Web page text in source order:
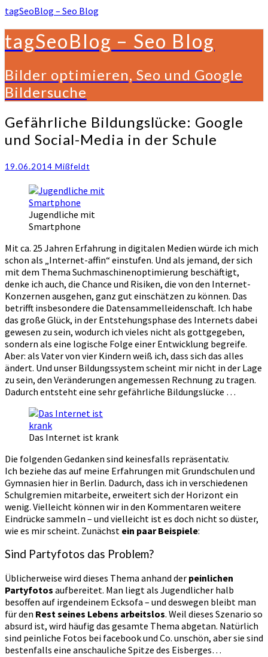
tagSeoBlog – Seo Blog
tagSeoBlog – Seo Blog
Bilder optimieren, Seo und Google
Bildersuche
Gefährliche
Bildungslücke:
Google
Social-
Schule
Gefährliche Bildungslücke: Google
und Social-Media in der Schule
19.06.2014 Mißfeldt
Jugendliche mit
Smartphone
Mit ca. 25 Jahren Erfahrung in digitalen Medien würde ich mich
schon als „Internet-affin“ einstufen. Und als jemand, der sich
mit dem Thema Suchmaschinenoptimierung beschäftigt,
denke ich auch, die Chance und Risiken, die von den Internet-
Konzernen ausgehen, ganz gut einschätzen zu können. Das
betrifft insbesondere die Datensammelleidenschaft. Ich habe
das große Glück, in der Entstehungsphase des Internets dabei
gewesen zu sein, wodurch ich vieles nicht als gottgegeben,
sondern als eine logische Folge einer Entwicklung begreife.
Aber: als Vater von vier Kindern weiß ich, dass sich das alles
ändert. Und unser Bildungssystem scheint mir nicht in der Lage
zu sein, den Veränderungen angemessen Rechnung zu tragen.
Dadurch entsteht eine sehr gefährliche Bildungslücke …
Das Internet ist krank
Die folgenden Gedanken sind keinesfalls repräsentativ.
Ich beziehe das auf meine Erfahrungen mit Grundschulen und
Gymnasien hier in Berlin. Dadurch, dass ich in verschiedenen
Schulgremien mitarbeite, erweitert sich der Horizont ein
wenig. Vielleicht können wir in den Kommentaren weitere
Eindrücke sammeln – und vielleicht ist es doch nicht so düster,
wie es mir scheint. Zunächst ein paar Beispiele:
Sind Partyfotos das Problem?
Üblicherweise wird dieses Thema anhand der peinlichen
Partyfotos aufbereitet. Man liegt als Jugendlicher halb
besoffen auf irgendeinem Ecksofa – und deswegen bleibt man
für den Rest seines Lebens arbeitslos. Weil dieses Szenario so
absurd ist, wird häufig das gesamte Thema abgetan. Natürlich
sind peinliche Fotos bei facebook und Co. unschön, aber sie sind
bestenfalls eine anschauliche Spitze des Eisberges…